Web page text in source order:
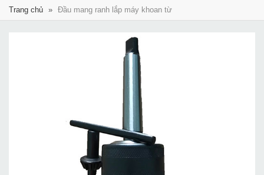
NAVIGATION
Trang chủ » Đầu mang ranh lắp máy khoan từ